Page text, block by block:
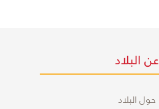
عن البلاد
حول البلاد